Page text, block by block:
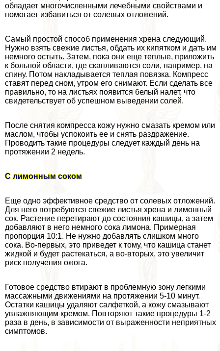
обладает многочисленными лечебными свойствами и
помогает избавиться от солевых отложений.
Самый простой способ применения хрена следующий.
Нужно взять свежие листья, обдать их кипятком и дать им
немного остыть. Затем, пока они еще теплые, приложить
к больной области, где скапливаются соли, например, на
спину. Потом накладывается теплая повязка. Компресс
ставят перед сном, утром его снимают. Если сделать все
правильно, то на листьях появится белый налет, что
свидетельствует об успешном выведении солей.
После снятия компресса кожу нужно смазать кремом или
маслом, чтобы успокоить ее и снять раздражение.
Проводить такие процедуры следует каждый день на
протяжении 2 недель.
С лимонным соком
Еще одно эффективное средство от солевых отложений.
Для него потребуются свежие листья хрена и лимонный
сок. Растение перетирают до состояния кашицы, а затем
добавляют в него немного сока лимона. Примерная
пропорция 10:1. Не нужно добавлять слишком много
сока. Во-первых, это приведет к тому, что кашица станет
жидкой и будет растекаться, а во-вторых, это увеличит
риск получения ожога.
Готовое средство втирают в проблемную зону легкими
массажными движениями на протяжении 5-10 минут.
Остатки кашицы удаляют салфеткой, а кожу смазывают
увлажняющим кремом. Повторяют такие процедуры 1-2
раза в день, в зависимости от выраженности неприятных
симптомов.